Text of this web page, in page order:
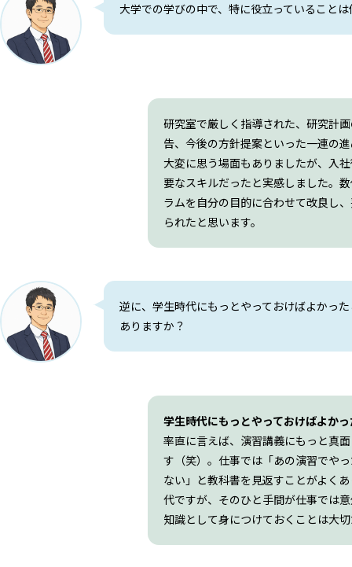
大学での学びの中で、特に役立っていること
研究室で厳しく指導された、研究計
告、今後の方針提案といった一連の
大変に思う場面もありましたが、入
要なスキルだったと実感しました。
ラムを自分の目的に合わせて改良し
られたと思います。
逆に、学生時代にもっとやっておけばよかっ
ありますか？
学生時代にもっとやっておけばよか
率直に言えば、演習講義にもっと真
す（笑）。仕事では「あの演習でや
ない」と教科書を見返すことがよく
代ですが、そのひと手間が仕事では
知識として身につけておくことは大